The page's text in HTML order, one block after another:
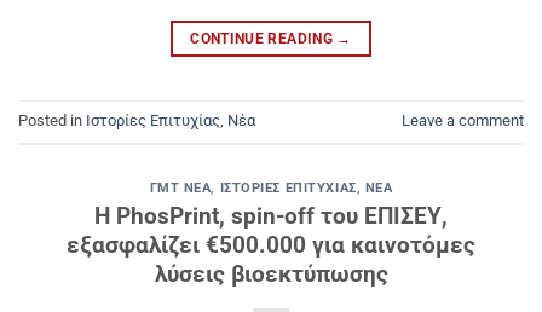
CONTINUE READING →
Posted in Ιστορίες Επιτυχίας, Νέα Leave a comment
ΓΜΤ ΝΈΑ, ΙΣΤΟΡΊΕΣ ΕΠΙΤΥΧΊΑΣ, ΝΈΑ
Η PhosPrint, spin-off του ΕΠΙΣΕΥ,
εξασφαλίζει €500.000 για καινοτόμες
λύσεις βιοεκτύπωσης